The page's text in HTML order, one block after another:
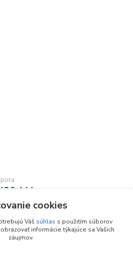
444
cookies
Váš súhlas s použitím súborov
informácie týkajúce sa Vašich
záujmov.